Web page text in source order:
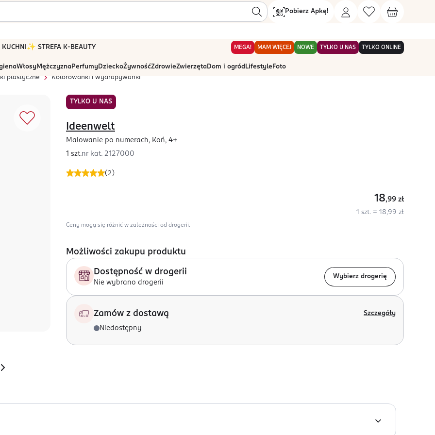
Pobierz Apkę!
KUCHNI ✨ STREFA K-BEAUTY MEGA! MAM WIĘCEJ NOWE TYLKO U NAS TYLKO ONLINE
WłosyMężczyznaPerfumyDzieckoŻywnośćZdrowieZwierzętaDom i ogród Lifestyle Foto
plastyczne
Kolorowanki i wydrapywanki
TYLKO U NAS
(2 )
Ideenwelt
Malowanie po numerach, Koń, 4+
1 szt.nr kat. 2127000
18,99 zł
1 szt. = 18,99 zł
Ceny mogą się różnić w zależności od drogerii.
Możliwości zakupu produktu
Dostępność w drogerii
Nie wybrano drogerii
Wybierz drogerię
Zamów z dostawą Szczegóły
Niedostępny